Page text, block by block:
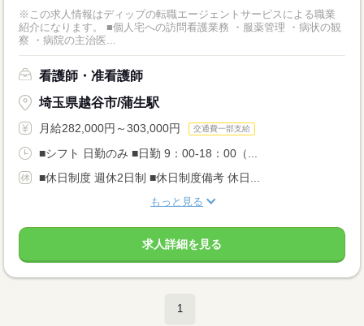
※この求人情報はディップの転職エージェントサービスによる職業
紹介になります。 ■個人宅への訪問看護業務 ・服薬管理 ・病状の観
察 ・病院の主治医...
看護師・准看護師
埼玉県越谷市/蒲生駅
月給282,000円～303,000円 交通費一部支給
■シフト 日勤のみ ■日勤 9：00-18：00（...
■休日制度 週休2日制 ■休日制度備考 休日...
もっと見る
求人詳細を見る
1